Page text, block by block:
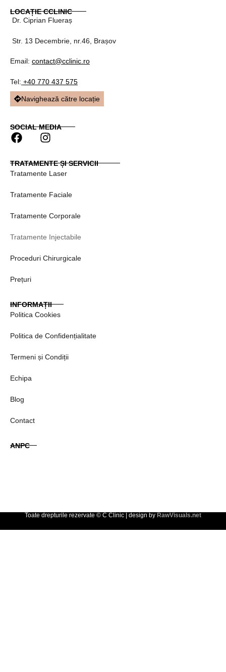
LOCAȚIE CCLINIC
Dr. Ciprian Flueraș
Str. 13 Decembrie, nr.46, Brașov
Email: contact@cclinic.ro
Tel: +40 770 437 575
Navighează către locație
SOCIAL MEDIA
F
a
c
e
o
k
I
s
t
g
a
TRATAMENTE ȘI SERVICII
Tratamente Laser
Tratamente Faciale
Tratamente Corporale
Tratamente Injectabile
Proceduri Chirurgicale
Prețuri
INFORMAȚII
Politica Cookies
Politica de Confidențialitate
Termeni și Condiții
Echipa
Blog
Contact
ANPC
Toate drepturile rezervate © C Clinic | design by RawVisuals.net